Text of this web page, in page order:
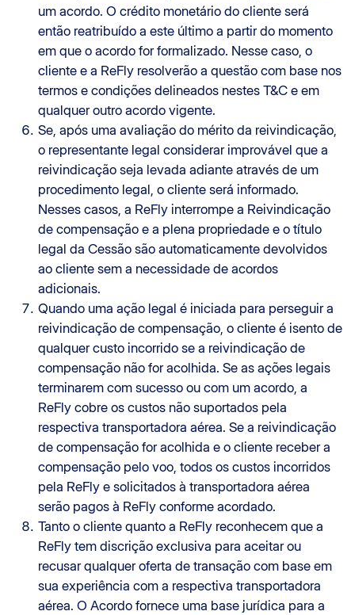
um acordo. O crédito monetário do cliente será
então reatribuído a este último a partir do momento
em que o acordo for formalizado. Nesse caso, o
cliente e a ReFly resolverão a questão com base nos
termos e condições delineados nestes T&C e em
qualquer outro acordo vigente.
Se, após uma avaliação do mérito da reivindicação,
o representante legal considerar improvável que a
reivindicação seja levada adiante através de um
procedimento legal, o cliente será informado.
Nesses casos, a ReFly interrompe a Reivindicação
de compensação e a plena propriedade e o título
legal da Cessão são automaticamente devolvidos
ao cliente sem a necessidade de acordos
adicionais.
Quando uma ação legal é iniciada para perseguir a
reivindicação de compensação, o cliente é isento de
qualquer custo incorrido se a reivindicação de
compensação não for acolhida. Se as ações legais
terminarem com sucesso ou com um acordo, a
ReFly cobre os custos não suportados pela
respectiva transportadora aérea. Se a reivindicação
de compensação for acolhida e o cliente receber a
compensação pelo voo, todos os custos incorridos
pela ReFly e solicitados à transportadora aérea
serão pagos à ReFly conforme acordado.
Tanto o cliente quanto a ReFly reconhecem que a
ReFly tem discrição exclusiva para aceitar ou
recusar qualquer oferta de transação com base em
sua experiência com a respectiva transportadora
aérea. O Acordo fornece uma base jurídica para a